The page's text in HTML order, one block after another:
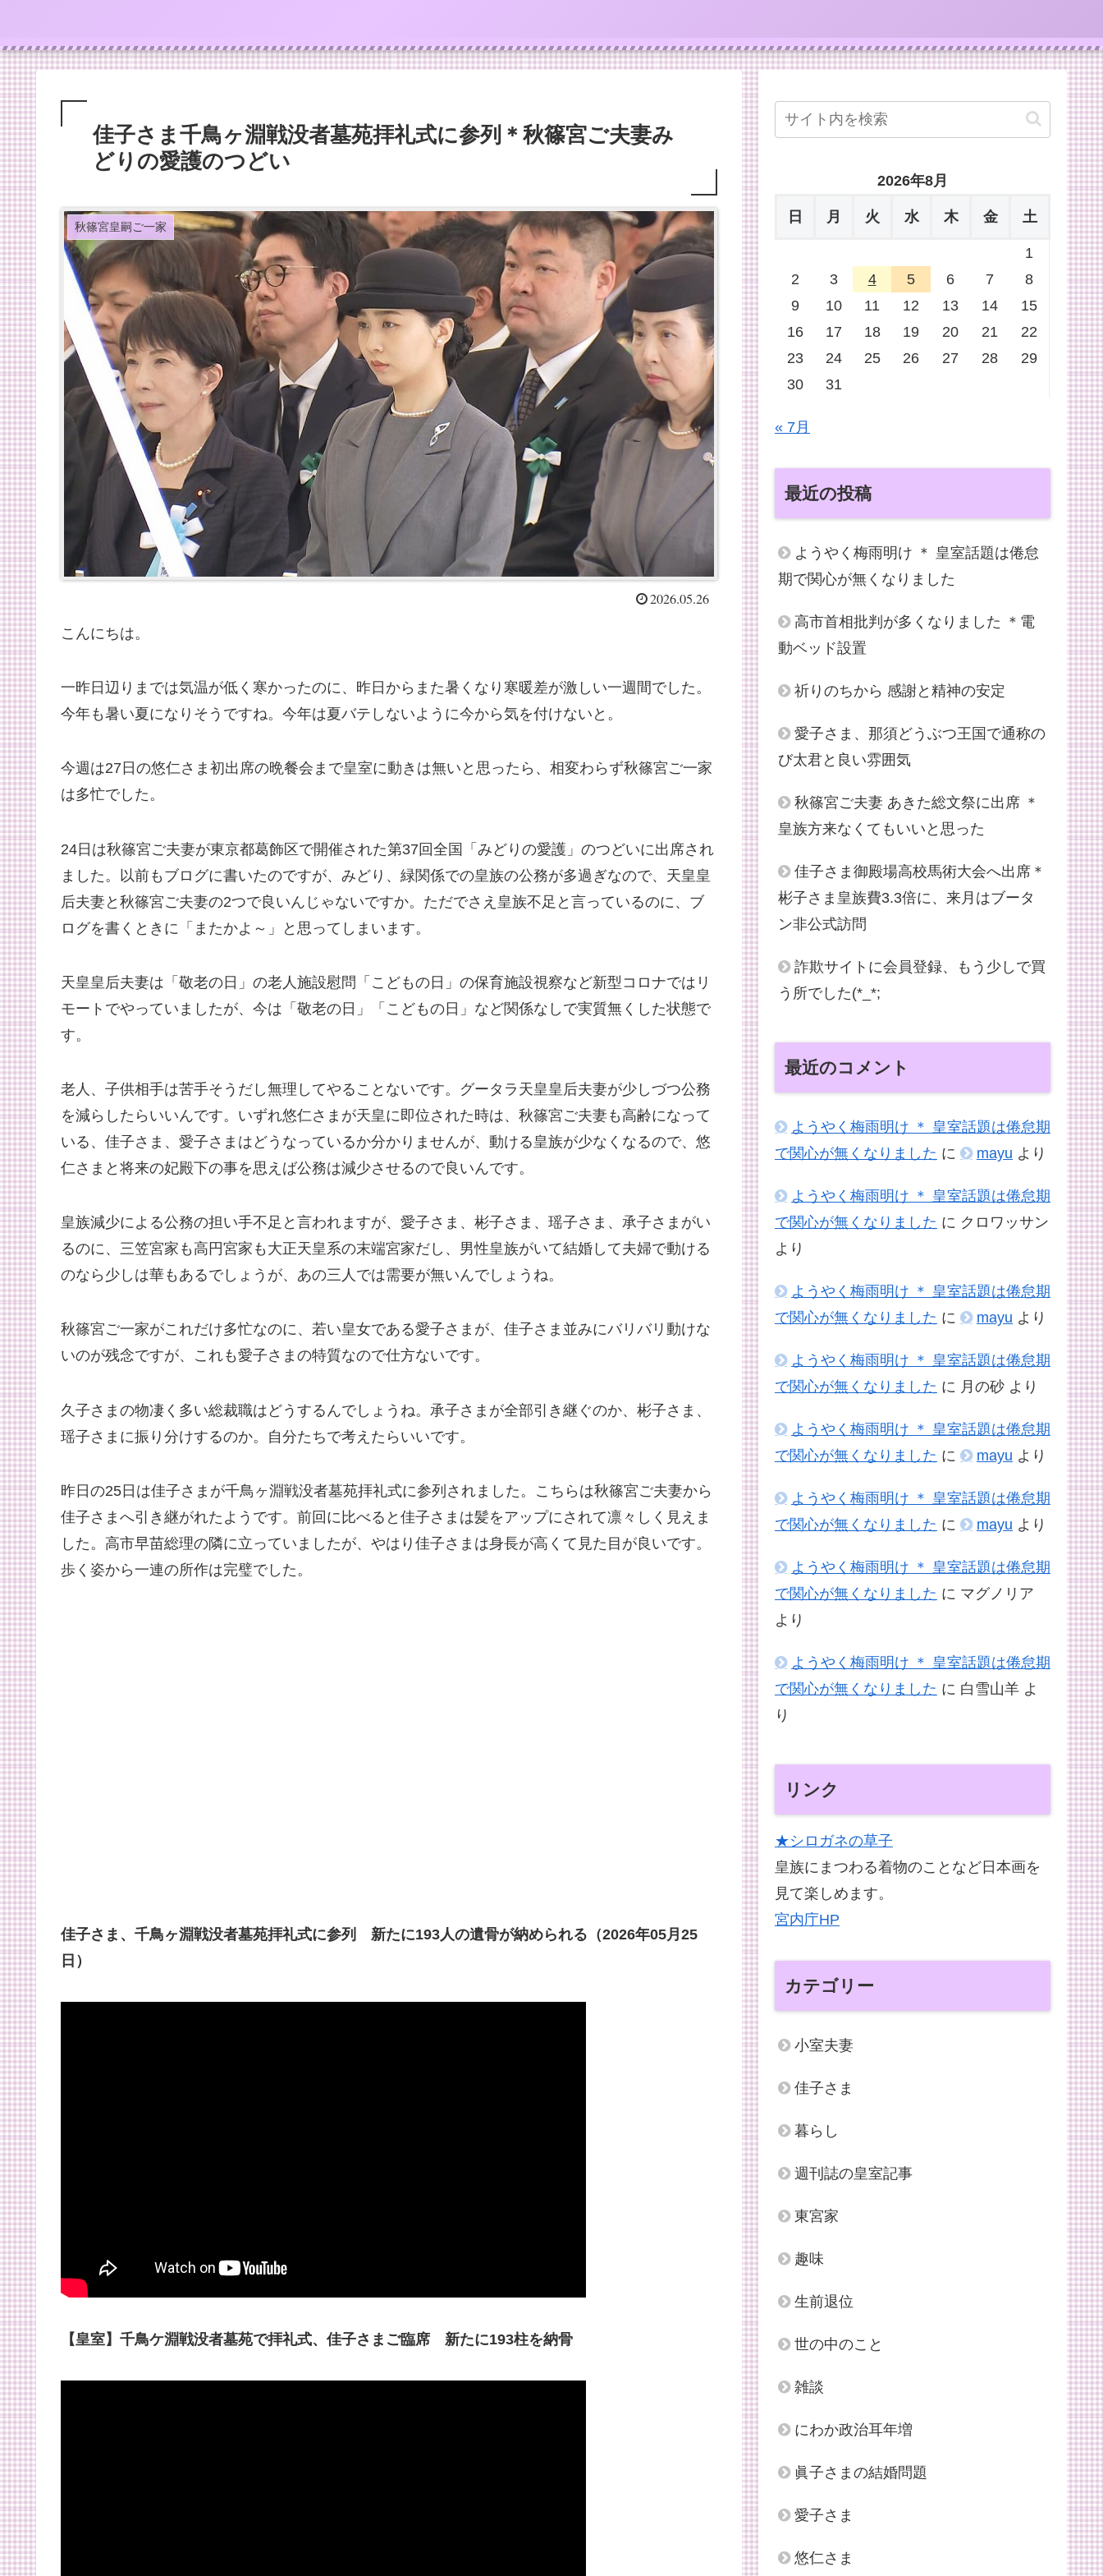
佳子さま千鳥ヶ淵戦没者墓苑拝礼式に参列＊秋篠宮ご夫妻み
どりの愛護のつどい
秋篠宮皇嗣ご一家
2026.05.26
こんにちは。
一昨日辺りまでは気温が低く寒かったのに、昨日からまた暑くなり寒暖差が激しい一週間でした。
今年も暑い夏になりそうですね。今年は夏バテしないように今から気を付けないと。
今週は27日の悠仁さま初出席の晩餐会まで皇室に動きは無いと思ったら、相変わらず秋篠宮ご一家
は多忙でした。
24日は秋篠宮ご夫妻が東京都葛飾区で開催された第37回全国「みどりの愛護」のつどいに出席され
ました。以前もブログに書いたのですが、みどり、緑関係での皇族の公務が多過ぎなので、天皇皇
后夫妻と秋篠宮ご夫妻の2つで良いんじゃないですか。ただでさえ皇族不足と言っているのに、ブ
ログを書くときに「またかよ～」と思ってしまいます。
天皇皇后夫妻は「敬老の日」の老人施設慰問「こどもの日」の保育施設視察など新型コロナではリ
モートでやっていましたが、今は「敬老の日」「こどもの日」など関係なしで実質無くした状態で
す。
老人、子供相手は苦手そうだし無理してやることないです。グータラ天皇皇后夫妻が少しづつ公務
を減らしたらいいんです。いずれ悠仁さまが天皇に即位された時は、秋篠宮ご夫妻も高齢になって
いる、佳子さま、愛子さまはどうなっているか分かりませんが、動ける皇族が少なくなるので、悠
仁さまと将来の妃殿下の事を思えば公務は減少させるので良いんです。
皇族減少による公務の担い手不足と言われますが、愛子さま、彬子さま、瑶子さま、承子さまがい
るのに、三笠宮家も高円宮家も大正天皇系の末端宮家だし、男性皇族がいて結婚して夫婦で動ける
のなら少しは華もあるでしょうが、あの三人では需要が無いんでしょうね。
秋篠宮ご一家がこれだけ多忙なのに、若い皇女である愛子さまが、佳子さま並みにバリバリ動けな
いのが残念ですが、これも愛子さまの特質なので仕方ないです。
久子さまの物凄く多い総裁職はどうするんでしょうね。承子さまが全部引き継ぐのか、彬子さま、
瑶子さまに振り分けするのか。自分たちで考えたらいいです。
昨日の25日は佳子さまが千鳥ヶ淵戦没者墓苑拝礼式に参列されました。こちらは秋篠宮ご夫妻から
佳子さまへ引き継がれたようです。前回に比べると佳子さまは髪をアップにされて凛々しく見えま
した。高市早苗総理の隣に立っていましたが、やはり佳子さまは身長が高くて見た目が良いです。
歩く姿から一連の所作は完璧でした。
佳子さま、千鳥ヶ淵戦没者墓苑拝礼式に参列 新たに193人の遺骨が納められる（2026年05月25
日）
【皇室】千鳥ケ淵戦没者墓苑で拝礼式、佳子さまご臨席 新たに193柱を納骨
2026年8月
日 月 火 水 木 金 土
1
2
3 4 5 6 7
8
9
10 11 12 13 14
15
16
17 18 19 20 21
22
23
24 25 26 27 28
29
30
31
« 7月
最近の投稿
ようやく梅雨明け ＊ 皇室話題は倦怠
期で関心が無くなりました
高市首相批判が多くなりました ＊電
動ベッド設置
祈りのちから 感謝と精神の安定
愛子さま、那須どうぶつ王国で通称の
び太君と良い雰囲気
秋篠宮ご夫妻 あきた総文祭に出席 ＊
皇族方来なくてもいいと思った
佳子さま御殿場高校馬術大会へ出席＊
彬子さま皇族費3.3倍に、来月はブータ
ン非公式訪問
詐欺サイトに会員登録、もう少しで買
う所でした(*_*;
最近のコメント
ようやく梅雨明け ＊ 皇室話題は倦怠期
で関心が無くなりました に mayu より
ようやく梅雨明け ＊ 皇室話題は倦怠期
で関心が無くなりました に クロワッサン
より
ようやく梅雨明け ＊ 皇室話題は倦怠期
で関心が無くなりました に mayu より
ようやく梅雨明け ＊ 皇室話題は倦怠期
で関心が無くなりました に 月の砂 より
ようやく梅雨明け ＊ 皇室話題は倦怠期
で関心が無くなりました に mayu より
ようやく梅雨明け ＊ 皇室話題は倦怠期
で関心が無くなりました に mayu より
ようやく梅雨明け ＊ 皇室話題は倦怠期
で関心が無くなりました に マグノリア
より
ようやく梅雨明け ＊ 皇室話題は倦怠期
で関心が無くなりました に 白雪山羊 よ
り
リンク
★シロガネの草子
皇族にまつわる着物のことなど日本画を
見て楽しめます。
宮内庁HP
カテゴリー
小室夫妻
佳子さま
暮らし
週刊誌の皇室記事
東宮家
趣味
生前退位
世の中のこと
雑談
にわか政治耳年増
眞子さまの結婚問題
愛子さま
悠仁さま